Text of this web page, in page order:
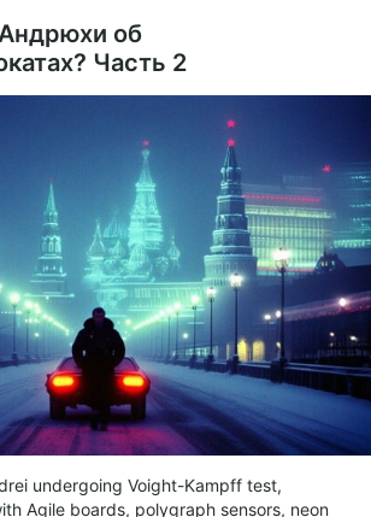
об
Часть 2
undergoing Voight-Kampff test,
Agile boards, polygraph sensors, neon